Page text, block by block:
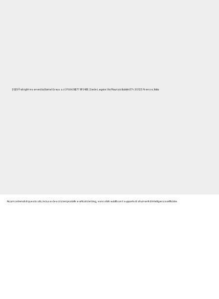
Alcuni contenuti di questo sito, incluse descrizioni prodotto e articoli del blog, sono stati redatti con il supporto di strumenti di intelligenza artificiale.
2025© all right reserved by Daniel Greys s.r.l | P.IVA 06377970485 | Sede Legale: Via Maurizio Bufalini 37r. 50122 Firenze, Italia